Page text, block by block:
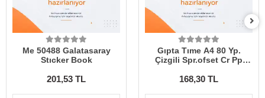
Me 50488 Galatasaray
Stıcker Book
201,53 TL
Gıpta Tıme A4 80 Yp.
Çizgili Spr.ofset Cr Pp
168,30 TL